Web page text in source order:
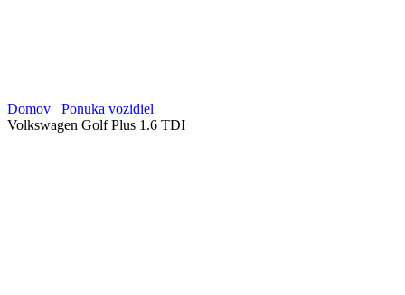
Domov
Ponuka vozidiel
Volkswagen Golf Plus 1.6 TDI